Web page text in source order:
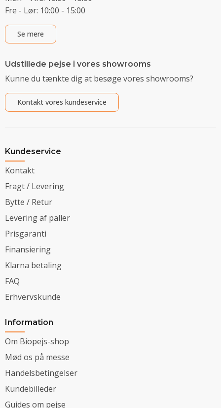
Fre - Lør: 10:00 - 15:00
Se mere
Udstillede pejse i vores showrooms
Kunne du tænkte dig at besøge vores showrooms?
Kontakt vores kundeservice
Kundeservice
Kontakt
Fragt / Levering
Bytte / Retur
Levering af paller
Prisgaranti
Finansiering
Klarna betaling
FAQ
Erhvervskunde
Information
Om Biopejs-shop
Mød os på messe
Handelsbetingelser
Kundebilleder
Guides om pejse